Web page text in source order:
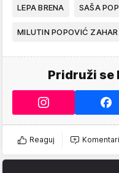
LEPA BRENA SAŠA
MILUTIN POPOVIĆ ZAHAR
Pridruži se
Reaguj